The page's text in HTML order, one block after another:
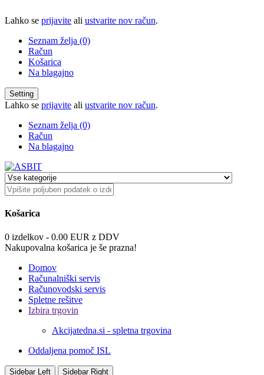
Lahko se prijavite ali ustvarite nov račun.
Seznam želja (0)
Račun
Košarica
Na blagajno
Setting
Lahko se prijavite ali ustvarite nov račun.
Seznam želja (0)
Račun
Na blagajno
Košarica
0 izdelkov - 0.00 EUR z DDV
Nakupovalna košarica je še prazna!
Domov
Računalniški servis
Računovodski servis
Spletne rešitve
Izbira trgovin
Akcijatedna.si - spletna trgovina
Oddaljena pomoč ISL
Sidebar Left Sidebar Right